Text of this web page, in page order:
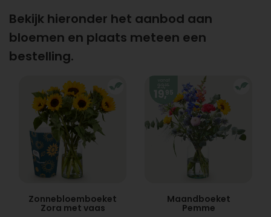
Bekijk hieronder het aanbod aan
bloemen en plaats meteen een
bestelling.
Zonnebloemboeket
Zora met vaas
Maandboeket
Pemme